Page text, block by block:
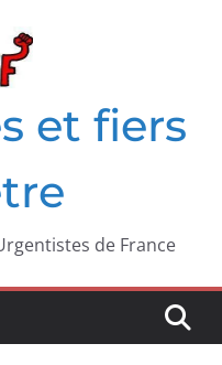
et fiers
de France